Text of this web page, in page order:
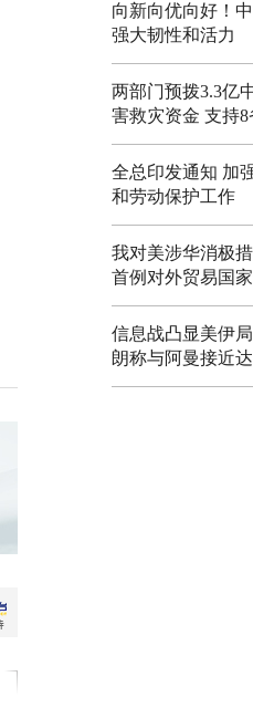
向新向优向好！
强大韧性和活力
两部门预拨3.3亿
害救灾资金 支持8
全总印发通知 加
和劳动保护工作
我对美涉华消极
首例对外贸易国
信息战凸显美伊
朗称与阿曼接近